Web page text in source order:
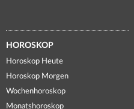
HOROSKOP
Horoskop Heute
Horoskop Morgen
Wochenhoroskop
Monatshoroskop